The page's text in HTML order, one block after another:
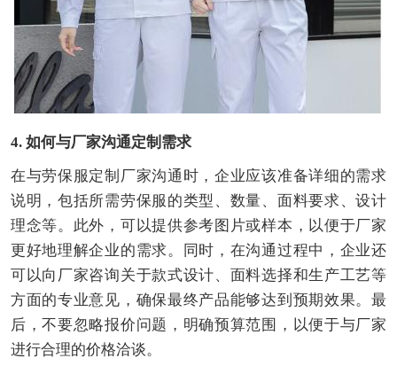
4. 如何与厂家沟通定制需求
在与劳保服定制厂家沟通时，企业应该准备详细的需求
说明，包括所需劳保服的类型、数量、面料要求、设计
理念等。此外，可以提供参考图片或样本，以便于厂家
更好地理解企业的需求。同时，在沟通过程中，企业还
可以向厂家咨询关于款式设计、面料选择和生产工艺等
方面的专业意见，确保最终产品能够达到预期效果。最
后，不要忽略报价问题，明确预算范围，以便于与厂家
进行合理的价格洽谈。